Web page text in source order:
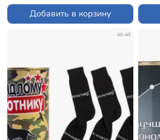
Добавить в корзину
40-45